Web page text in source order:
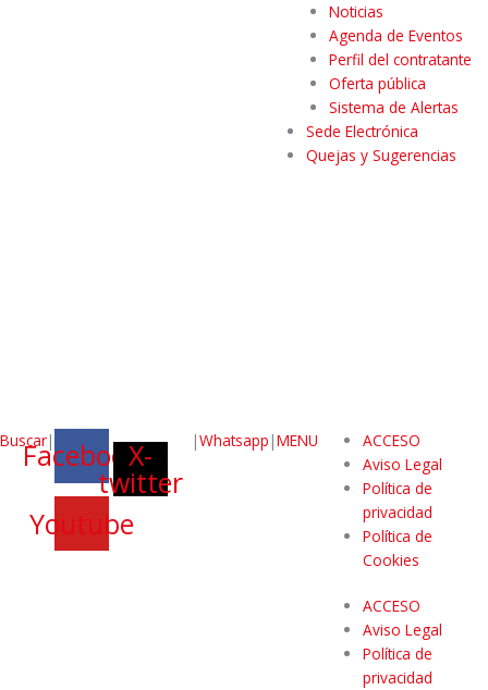
Noticias
Agenda de Eventos
Perfil del contratante
Oferta pública
Sistema de Alertas
Sede Electrónica
Quejas y Sugerencias
Buscar|
FacebookX-
twitter
Youtube
|Whatsapp |MENU
ACCESO
Aviso Legal
Política de
privacidad
Política de
Cookies
ACCESO
Aviso Legal
Política de
privacidad